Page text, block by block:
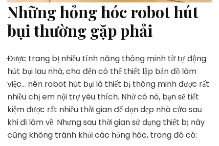
Những hỏng hóc robot hút
bụi thường gặp phải
Được trang bị nhiều tính năng thông minh từ tự động
hút bụi lau nhà, cho đến có thể thiết lập bản đồ làm
việc… nên robot hút bụi là thiết bị thông minh được rất
nhiều chị em nội trợ yêu thích. Nhờ có nó, bạn sẽ tiết
kiệm được rất nhiều thời gian để dọn dẹp nhà cửa sau
khi đi làm về. Nhưng sau thời gian sử dụng thiết bị này
cũng không tránh khỏi các hỏng hóc, trong đó có: